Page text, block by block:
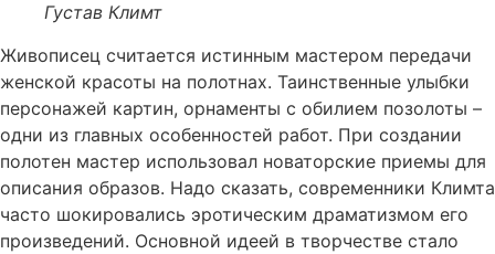
Густав Климт
Живописец считается истинным мастером передачи
женской красоты на полотнах. Таинственные улыбки
персонажей картин, орнаменты с обилием позолоты –
одни из главных особенностей работ. При создании
полотен мастер использовал новаторские приемы для
описания образов. Надо сказать, современники Климта
часто шокировались эротическим драматизмом его
произведений. Основной идеей в творчестве стало